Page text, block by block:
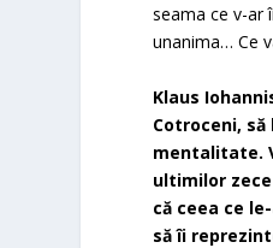
seama ce v-ar
unanima… Ce
Klaus
Cotroceni,
mentalitate.
ultimilor
că ceea ce
să îi